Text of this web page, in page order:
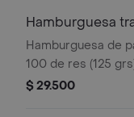
Hamburguesa
Hamburguesa de
100 de res (125
mozzarella, cebolla
$ 29.500